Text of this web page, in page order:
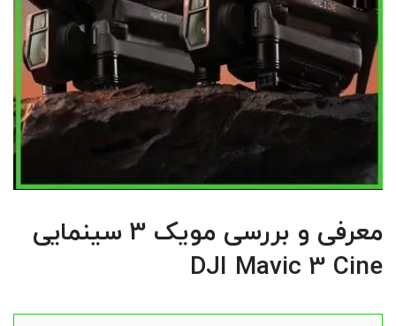
معرفی و بررسی مویک 3 سینمایی
DJI Mavic 3 Cine